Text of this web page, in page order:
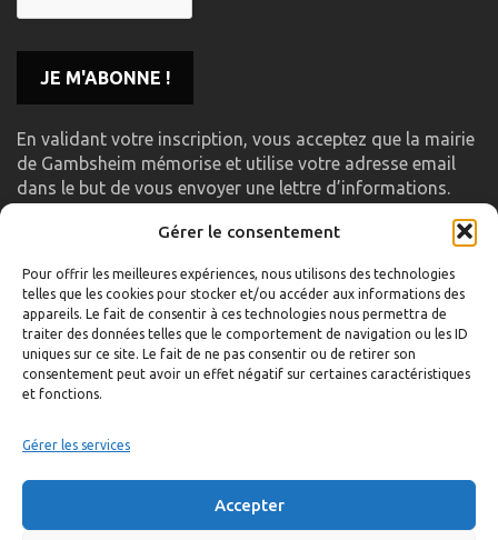
Gérer le consentement
Pour offrir les meilleures expériences, nous utilisons des technologies
telles que les cookies pour stocker et/ou accéder aux informations des
appareils. Le fait de consentir à ces technologies nous permettra de
traiter des données telles que le comportement de navigation ou les ID
uniques sur ce site. Le fait de ne pas consentir ou de retirer son
consentement peut avoir un effet négatif sur certaines caractéristiques
et fonctions.
Gérer les services
Accepter
En validant votre inscription, vous acceptez que la mairie
de Gambsheim mémorise et utilise votre adresse email
dans le but de vous envoyer une lettre d’informations.
LIENS UTILES
Accueil
Formulaire de contact
Gambs TV
Mentions légales
Politique de confidentialité